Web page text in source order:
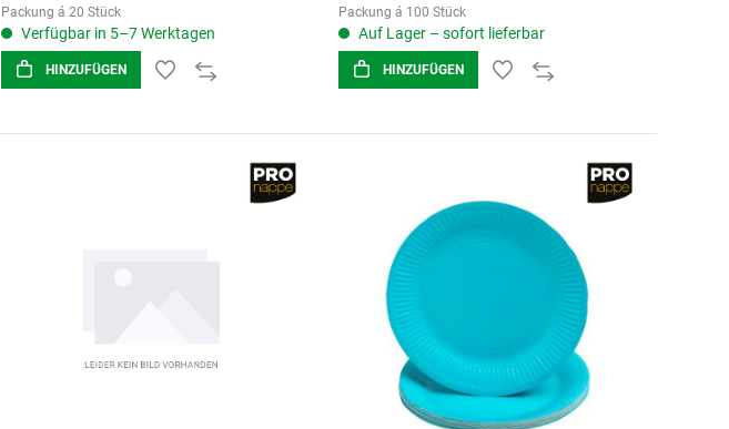
Packung á 20 Stück
Verfügbar in 5–7 Werktagen
HINZUFÜGEN
Packung á 100 Stück
Auf Lager – sofort lieferbar
HINZUFÜGEN